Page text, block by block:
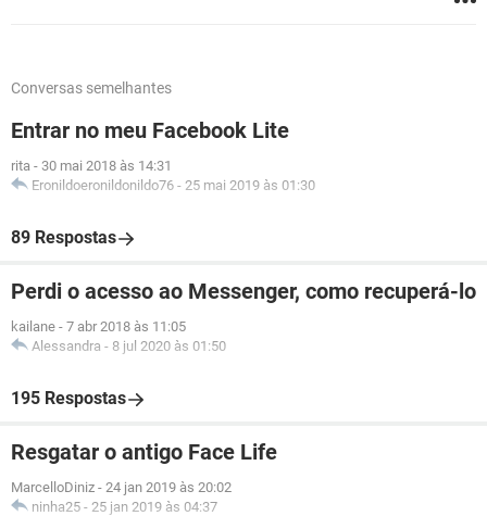
Conversas semelhantes
Entrar no meu Facebook Lite
rita - 30 mai 2018 às 14:31
Eronildoeronildonildo76 - 25 mai 2019 às 01:30
89 Respostas
Perdi o acesso ao Messenger, como recuperá-lo
kailane - 7 abr 2018 às 11:05
Alessandra - 8 jul 2020 às 01:50
195 Respostas
Resgatar o antigo Face Life
MarcelloDiniz - 24 jan 2019 às 20:02
ninha25 - 25 jan 2019 às 04:37